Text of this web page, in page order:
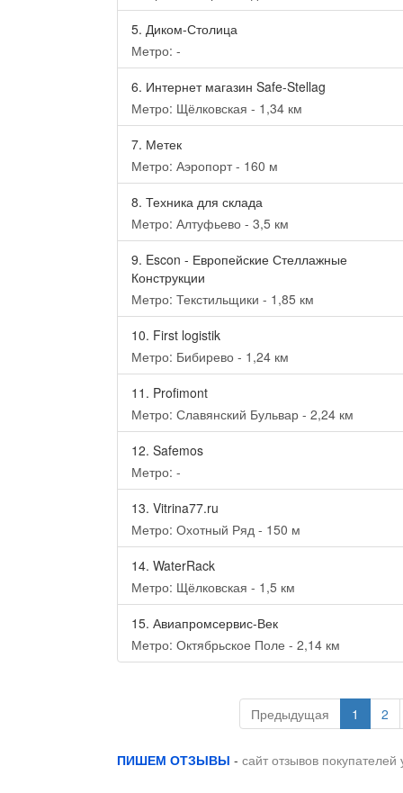
5. Диком-Столица
Метро: -
6. Интернет магазин Safe-Stellag
Метро: Щёлковская - 1,34 км
7. Метек
Метро: Аэропорт - 160 м
8. Техника для склада
Метро: Алтуфьево - 3,5 км
9. Escon - Европейские Стеллажные
Конструкции
Метро: Текстильщики - 1,85 км
10. First logistik
Метро: Бибирево - 1,24 км
11. Profimont
Метро: Славянский Бульвар - 2,24 км
12. Safemos
Метро: -
13. Vitrina77.ru
Метро: Охотный Ряд - 150 м
14. WaterRack
Метро: Щёлковская - 1,5 км
15. Авиапромсервис-Век
Метро: Октябрьское Поле - 2,14 км
Предыдущая 1 2
ПИШЕМ ОТЗЫВЫ - сайт отзывов покупателей